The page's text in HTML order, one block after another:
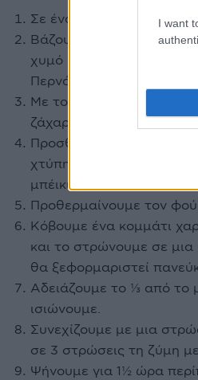
I want
Σε ένα πιάτο λιώνουμε
Βάζουμε σε ένα
χυμό και το ξύσμα
Περνάμε το μείγμα από το
Με το μίξερ χειρός
ζάχαρη.
Προσθέτουμε τα αβγά και
χτύπημα. Κοσκινίζουμε
μπέικιν και τη βανίλια
Προθερμαίνουμε τον
Κόβουμε ένα κομμάτι
και το στρώνουμε σε μια
θα ξεφορμαριστεί
Αδειάζουμε το ⅓ από το
ισιώνουμε.
Συνεχίζουμε με μια
σε 3 στρώσεις τη ζύμη
Ψήνουμε για 1½ ώρα